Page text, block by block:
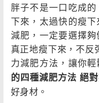
綜合
疾病
胖子不是一口吃成
下來，太過快的瘦
減肥，一定要選擇
真正地瘦下來，不反
力減肥方法，讓你
的四種減肥方法 絕
好身材。